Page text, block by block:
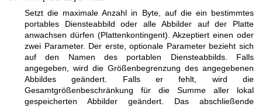
Setzt die maximale Anzahl in Byte, auf die ein bestimmtes
portables Diensteabbild oder alle Abbilder auf der Platte
anwachsen dürfen (Plattenkontingent). Akzeptiert einen oder
zwei Parameter. Der erste, optionale Parameter bezieht sich
auf den Namen des portablen Diensteabbilds. Falls
angegeben, wird die Größenbegrenzung des angegebenen
Abbildes geändert. Falls er fehlt, wird die
Gesamtgrößenbeschränkung für die Summe aller lokal
gespeicherten Abbilder geändert. Das abschließende